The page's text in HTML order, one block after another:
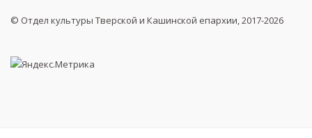
© Отдел культуры Тверской и Кашинской епархии, 2017-2026